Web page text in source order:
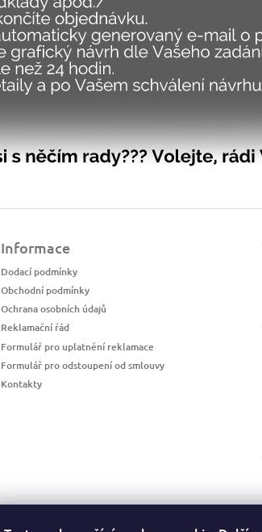
Informace
Dodací podmínky
Obchodní podmínky
Ochrana osobních údajů
Reklamační řád
Formulář pro uplatnění reklamace
Formulář pro odstoupení od smlouvy
Kontakty